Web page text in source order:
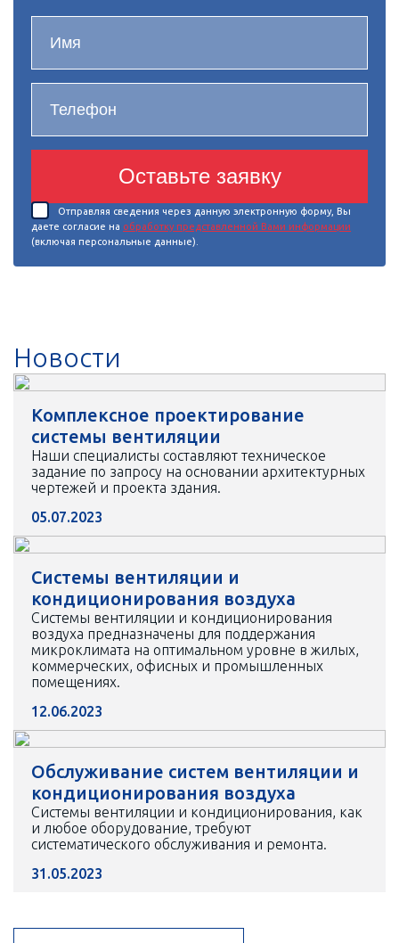
Оставьте заявку
Отправляя сведения через данную электронную форму, Вы
даете согласие на обработку представленной Вами информации
(включая персональные данные).
Новости
Комплексное проектирование
системы вентиляции
Наши специалисты составляют техническое
задание по запросу на основании архитектурных
чертежей и проекта здания.
05.07.2023
Системы вентиляции и
кондиционирования воздуха
Системы вентиляции и кондиционирования
воздуха предназначены для поддержания
микроклимата на оптимальном уровне в жилых,
коммерческих, офисных и промышленных
помещениях.
12.06.2023
Обслуживание систем вентиляции и
кондиционирования воздуха
Системы вентиляции и кондиционирования, как
и любое оборудование, требуют
систематического обслуживания и ремонта.
31.05.2023